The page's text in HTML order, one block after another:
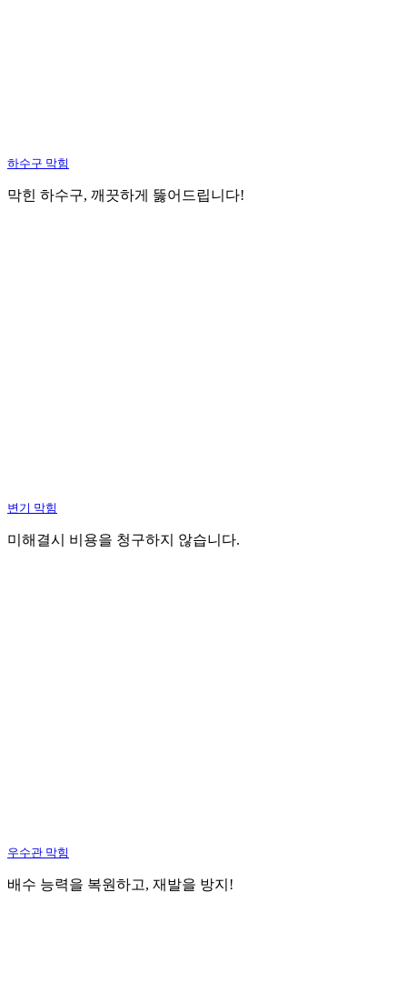
하수구 막힘
막힌 하수구, 깨끗하게 뚫어드립니다!
변기 막힘
미해결시 비용을 청구하지 않습니다.
우수관 막힘
배수 능력을 복원하고, 재발을 방지!